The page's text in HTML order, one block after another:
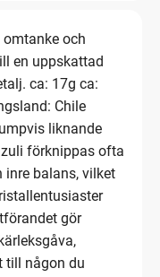
och
en uppskattad
ca: 17g ca:
Chile
liknande
förknippas ofta
inre balans, vilket
gör
till någon du